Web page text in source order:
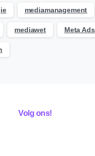
mediamanagement
mediawet Meta Ads
Volg ons!